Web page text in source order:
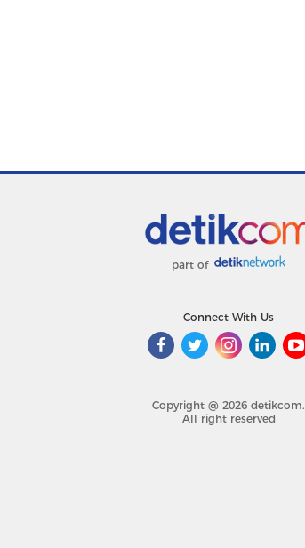
part of
Connect With Us
Copyright @ 2026 detikcom.
All right reserved